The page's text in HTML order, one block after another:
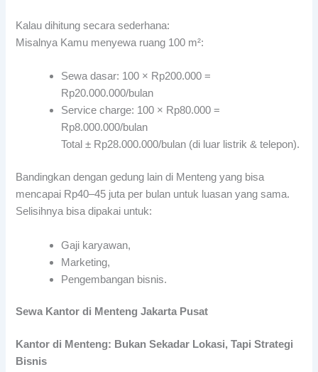
Kalau dihitung secara sederhana:
Misalnya Kamu menyewa ruang 100 m²:
Sewa dasar: 100 × Rp200.000 =
Rp20.000.000/bulan
Service charge: 100 × Rp80.000 =
Rp8.000.000/bulan
Total ± Rp28.000.000/bulan (di luar listrik & telepon).
Bandingkan dengan gedung lain di Menteng yang bisa
mencapai Rp40–45 juta per bulan untuk luasan yang sama.
Selisihnya bisa dipakai untuk:
Gaji karyawan,
Marketing,
Pengembangan bisnis.
Sewa Kantor di Menteng Jakarta Pusat
Kantor di Menteng: Bukan Sekadar Lokasi, Tapi Strategi
Bisnis